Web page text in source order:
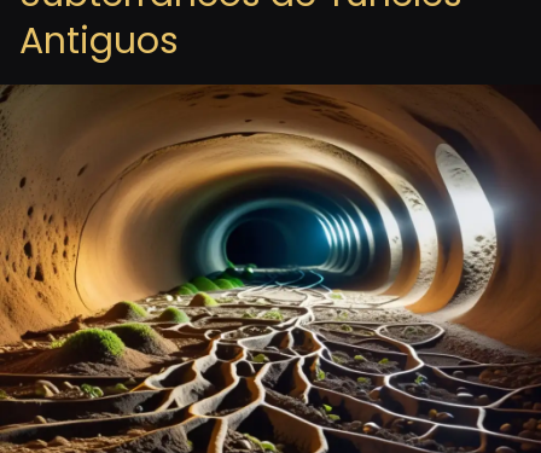
Antiguos